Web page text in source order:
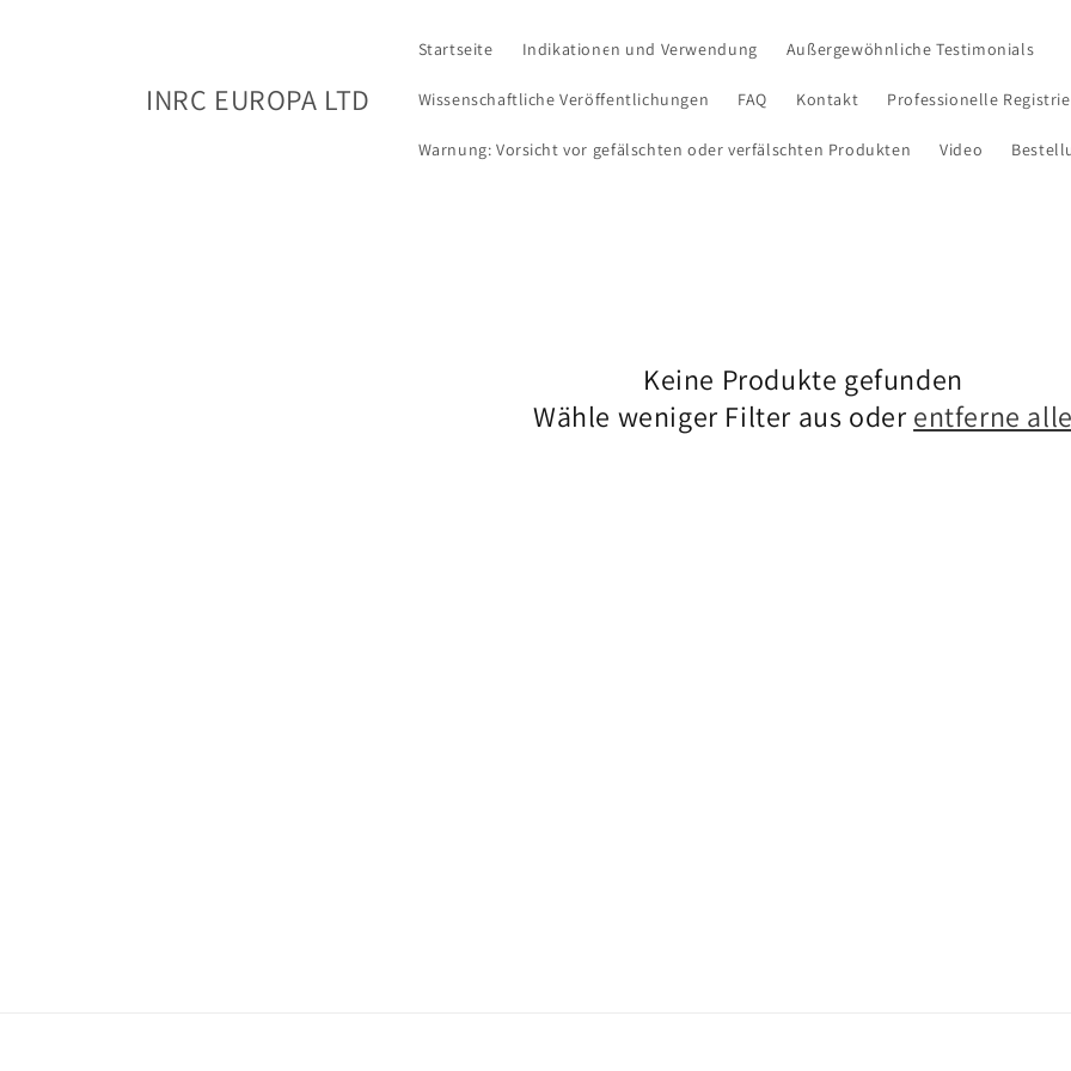
INRC EUROPA LTD
Startseite Indikationen und Verwendung Außergewöhnliche Testimonials
Wissenschaftliche Veröffentlichungen FAQ Kontakt Professionelle
Warnung: Vorsicht vor gefälschten oder verfälschten Produkten Video
Keine Produkte gefunden
Wähle weniger Filter aus oder entferne alle